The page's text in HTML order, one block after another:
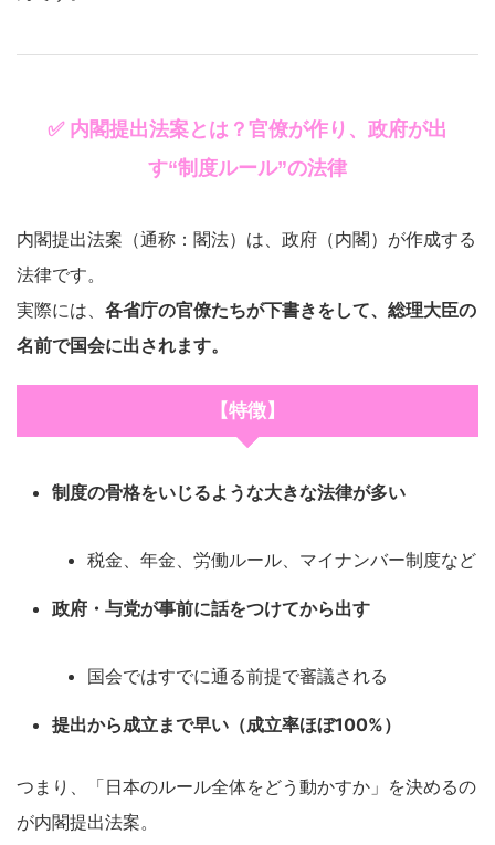
✅ 内閣提出法案とは？官僚が作り、政府が出
す“制度ルール”の法律
内閣提出法案（通称：閣法）は、政府（内閣）が作成する
法律です。
実際には、 各省庁の官僚たちが下書きをして、総理大臣の
名前で国会に出されます。
【特徴】
制度の骨格をいじるような大きな法律が多い
税金、年金、労働ルール、マイナンバー制度など
政府・与党が事前に話をつけてから出す
国会ではすでに通る前提で審議される
提出から成立まで早い（成立率ほぼ100%）
つまり、「日本のルール全体をどう動かすか」を決めるの
が内閣提出法案。